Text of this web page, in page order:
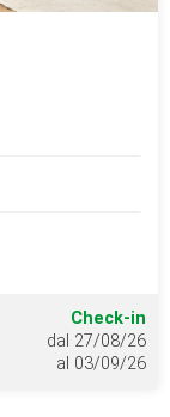
Check-in
dal 27/08/26
al 03/09/26